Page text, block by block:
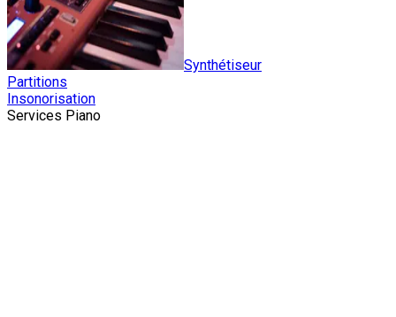
Synthétiseur
Partitions
Insonorisation
Services Piano